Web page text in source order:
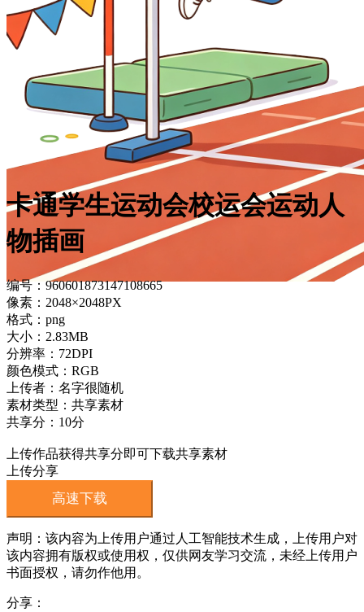
卡通学生运动会校运会运动人
物插画
编号：960601873147108665
像素：2048×2048PX
格式：png
大小：2.83MB
分辨率：72DPI
颜色模式：RGB
上传者：名字很随机
素材类型：共享素材
共享分：10分
上传作品获得共享分即可下载共享素材
上传分享
高速下载
声明：该内容为上传用户通过人工智能技术生成，上传用户对
该内容拥有版权或使用权，仅供网友学习交流，未经上传用户
书面授权，请勿作他用。
分享：